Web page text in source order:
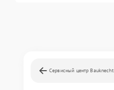
Сервисный центр Bauknecht